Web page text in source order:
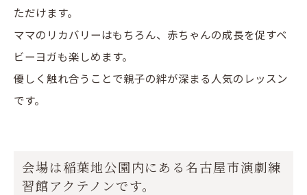
ただけます。
ママのリカバリーはもちろん、赤ちゃんの成長を促すベ
ビーヨガも楽しめます。
優しく触れ合うことで親子の絆が深まる人気のレッスン
です。
会場は稲葉地公園内にある名古屋市演劇練
習館アクテノンです。